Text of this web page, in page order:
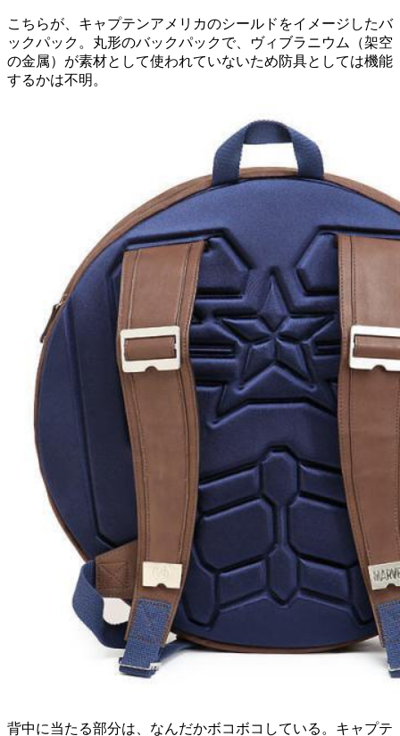
こちらが、キャプテンアメリカのシールドをイメージしたバ
ックパック。丸形のバックパックで、ヴィブラニウム（架空
の金属）が素材として使われていないため防具としては機能
するかは不明。
背中に当たる部分は、なんだかボコボコしている。キャプテ